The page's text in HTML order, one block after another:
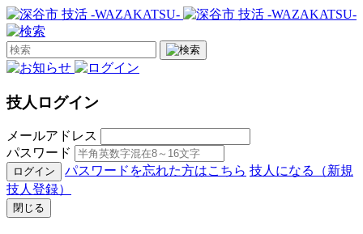
技人ログイン
メールアドレス
パスワード
ログイン パスワードを忘れた方はこちら 技人になる（新規
技人登録）
閉じる